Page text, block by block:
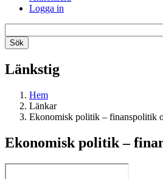
Logga in
Länkstig
Hem
Länkar
Ekonomisk politik – finanspolitik
Ekonomisk politik –